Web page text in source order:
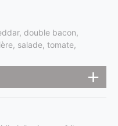
double bacon,
salade, tomate,